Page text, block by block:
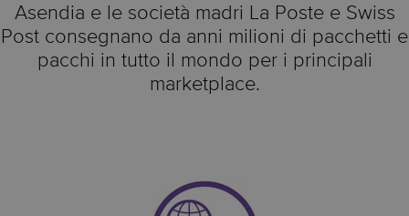
Asendia e le società madri La Poste e Swiss
Post consegnano da anni milioni di pacchetti e
pacchi in tutto il mondo per i principali
marketplace.